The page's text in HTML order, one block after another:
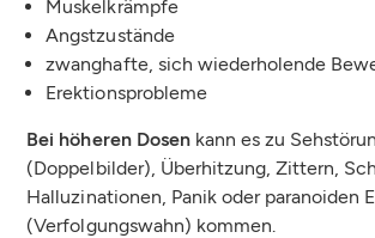
Muskelkrämpfe
Angstzustände
zwanghafte, sich wiederholende
Erektionsprobleme
Bei höheren Dosenkann es zu
(Doppelbilder), Überhitzung, Zittern,
Halluzinationen, Panik oder paranoiden
(Verfolgungswahn) kommen.